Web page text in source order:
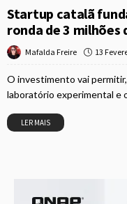
Startup catalã
ronda de 3 milhões
Mafalda Freire 13
O investimento vai
laboratório experimental e
LER MAIS